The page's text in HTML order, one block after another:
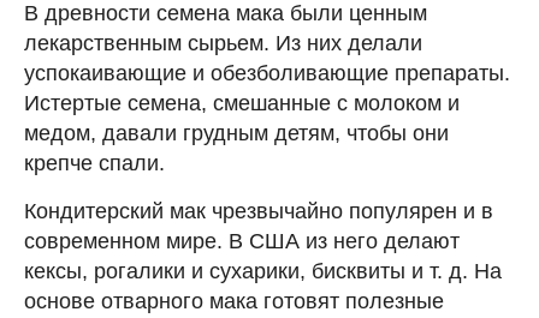
В древности семена мака были ценным
лекарственным сырьем. Из них делали
успокаивающие и обезболивающие препараты.
Истертые семена, смешанные с молоком и
медом, давали грудным детям, чтобы они
крепче спали.
Кондитерский мак чрезвычайно популярен и в
современном мире. В США из него делают
кексы, рогалики и сухарики, бисквиты и т. д. На
основе отварного мака готовят полезные